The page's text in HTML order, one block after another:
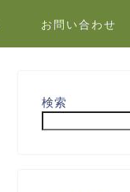
お問い合わせ
検索